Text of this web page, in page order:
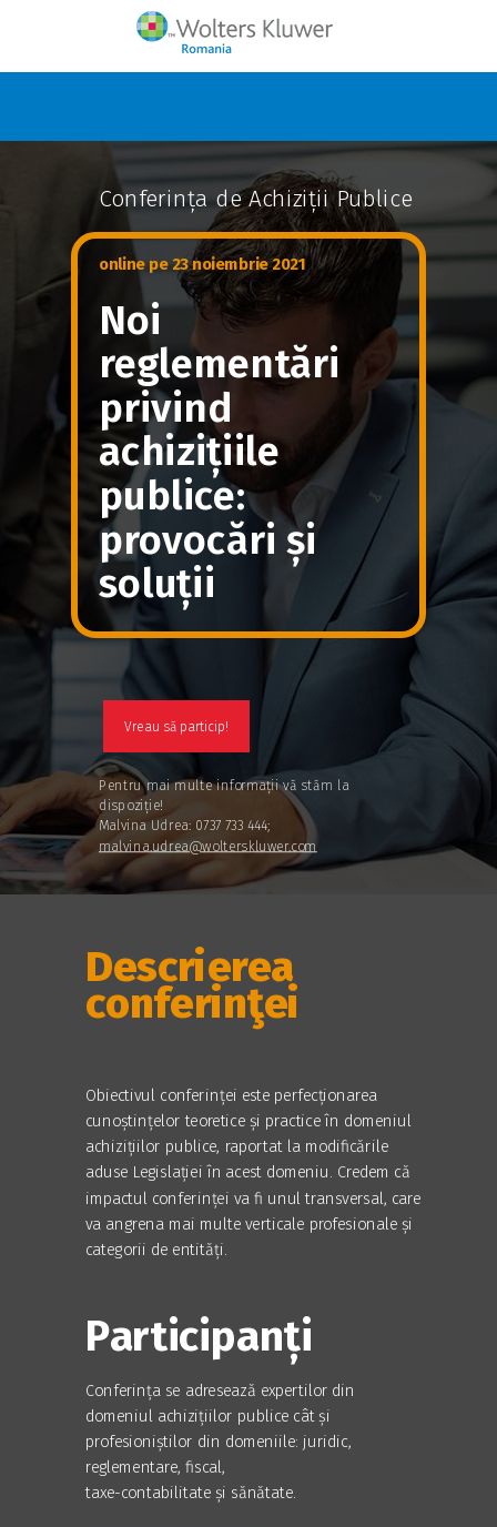
Pentru mai multe informații vă stăm la
dispoziție!
Malvina Udrea: 0737 733 444;
malvina.udrea@wolterskluwer.com
Vreau să particip!
Descrierea
conferinţei
Obiectivul conferinței este perfecționarea
cunoștințelor teoretice și practice în domeniul
achizițiilor publice, raportat la modificările
aduse Legislației în acest domeniu. Credem că
impactul conferinței va fi unul transversal, care
va angrena mai multe verticale profesionale și
categorii de entități.
Participanți
Conferința se adresează expertilor din
domeniul achizițiilor publice cât și
profesioniștilor din domeniile: juridic,
reglementare, fiscal,
taxe-contabilitate și sănătate.
Conferința de Achiziții Publice
Noi
reglementări
privind
achizițiile
publice:
provocări și
soluții
online pe 23 noiembrie 2021